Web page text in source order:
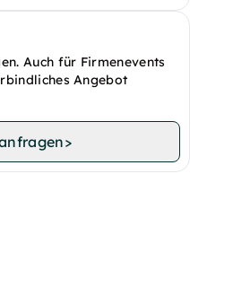
Auch für Firmenevents
Angebot
>